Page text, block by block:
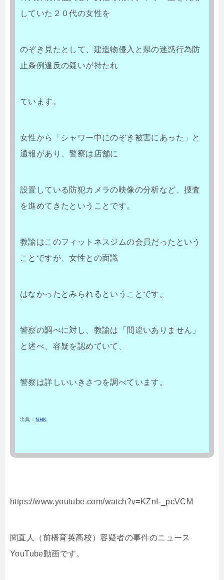
していた２０代の女性を
のぞき見たとして、建造物侵入と県の迷惑行為防
止条例違反の疑いが持たれ
ています。
女性から「シャワー中にのぞき被害にあった」と
通報があり、警察は店舗に
設置している防犯カメラの映像の分析など、捜査
を進めてきたということです。
教諭はこのフィットネスジムの会員だったという
ことですが、女性との面識
はなかったとみられるということです。
警察の調べに対し、教諭は「間違いありません」
と述べ、容疑を認めていて、
警察は詳しいいきさつを調べています。
出典：NHK
https://www.youtube.com/watch?v=KZnI-_pcVCM
関直人（前橋育英高校）容疑者の事件のニュース
YouTube動画です。